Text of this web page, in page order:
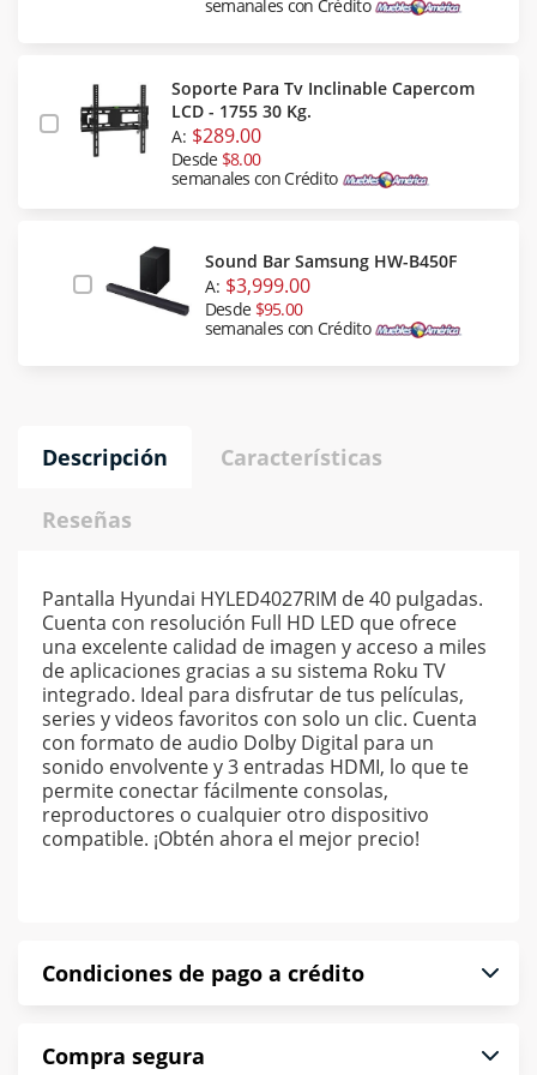
semanales con Crédito
Soporte Para Tv Inclinable Capercom
LCD - 1755 30 Kg.
A: $289.00
Desde $8.00
semanales con Crédito
Sound Bar Samsung HW-B450F
A: $3,999.00
Desde $95.00
semanales con Crédito
Descripción Características
Reseñas
Pantalla Hyundai HYLED4027RIM de 40 pulgadas.
Cuenta con resolución Full HD LED que ofrece
una excelente calidad de imagen y acceso a miles
de aplicaciones gracias a su sistema Roku TV
integrado. Ideal para disfrutar de tus películas,
series y videos favoritos con solo un clic. Cuenta
con formato de audio Dolby Digital para un
sonido envolvente y 3 entradas HDMI, lo que te
permite conectar fácilmente consolas,
reproductores o cualquier otro dispositivo
compatible. ¡Obtén ahora el mejor precio!
Condiciones de pago a crédito
puntualmente. Al finalizar tu compra generas el
Compra segura